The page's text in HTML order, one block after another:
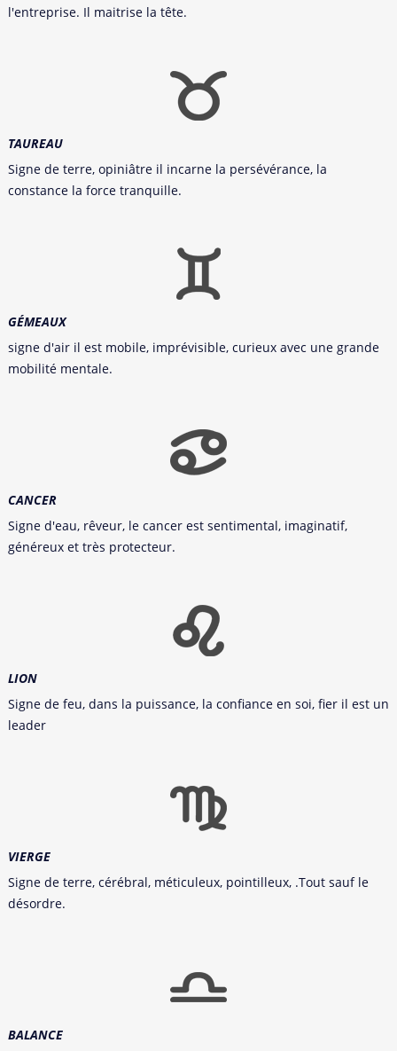
l'entreprise. Il maitrise la tête.
TAUREAU
Signe de terre, opiniâtre il incarne la persévérance, la
constance la force tranquille.
GÉMEAUX
signe d'air il est mobile, imprévisible, curieux avec une grande
mobilité mentale.
CANCER
Signe d'eau, rêveur, le cancer est sentimental, imaginatif,
généreux et très protecteur.
LION
Signe de feu, dans la puissance, la confiance en soi, fier il est un
leader
VIERGE
Signe de terre, cérébral, méticuleux, pointilleux, .Tout sauf le
désordre.
BALANCE